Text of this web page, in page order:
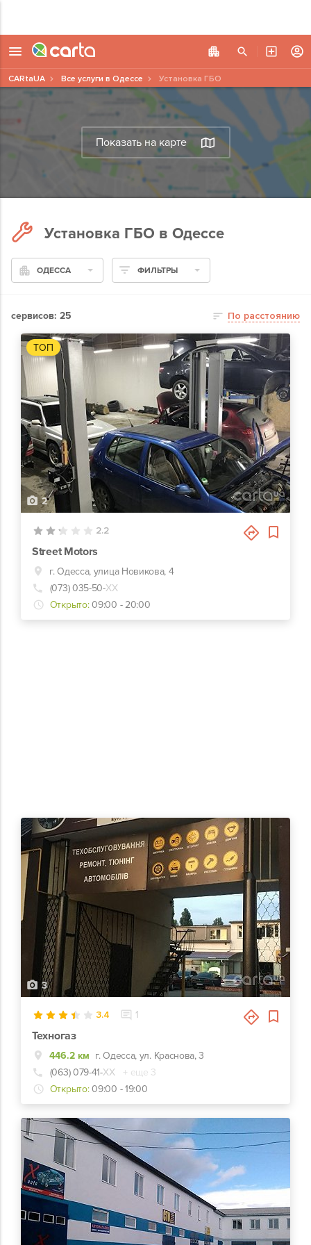
Показать на карте
CARtaUA Все услуги в Одессе Установка ГБО
Установка ГБО в Одессе
ОДЕССА ФИЛЬТРЫ
сервисов: 25 По расстоянию
ТОП
2
2.2
Street Motors
г. Одесса, улица Новикова, 4
(073) 035-50-ХХ
Открыто: 09:00 - 20:00
3
3.4 1
Техногаз
446.2 км г. Одесса, ул. Краснова, 3
(063) 079-41-ХХ
+ еще 3
Открыто: 09:00 - 19:00